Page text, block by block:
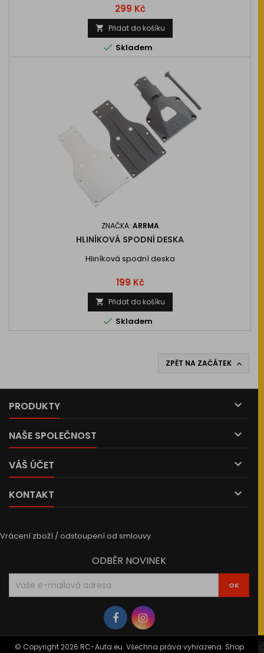
Cena
299 Kč
 Přidat do košíku
 Skladem
ZNAČKA: ARRMA
HLINÍKOVÁ SPODNÍ DESKA
Hliníková spodní deska
Cena
199 Kč
 Přidat do košíku
 Skladem
ZPĚT NA ZAČÁTEK 
PRODUKTY 
NAŠE SPOLEČNOST 
VÁŠ ÚČET 
KONTAKT 
Vrácení zboží / odstoupení od smlouvy
ODBĚR NOVINEK
© Copyright 2026 RC-Auta.eu. Všechna práva vyhrazena. Shop